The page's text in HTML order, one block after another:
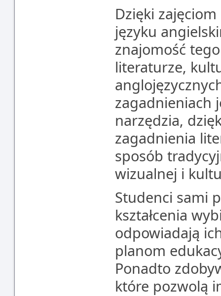
Dzięki
języku
znajomość
literaturze,
zagadnieniach
narzędzia,
zagadnienia
sposób
wizualnej i
Studenci sami
kształcenia
odpowiadają
planom
Ponadto
które pozwolą